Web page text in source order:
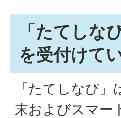
「たてしな
を受付けて
「たてしなび
末およびスマー